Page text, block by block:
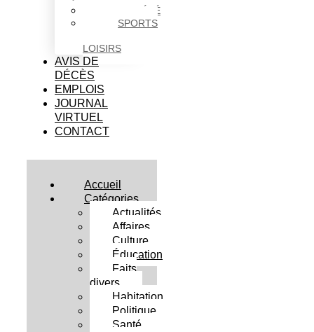
SOCIÉTÉ
SPORTS
LOISIRS
AVIS DE
DÉCÈS
EMPLOIS
JOURNAL
VIRTUEL
CONTACT
Accueil
Catégories
Actualités
Affaires
Culture
Éducation
Faits
divers
Habitation
Politique
Santé